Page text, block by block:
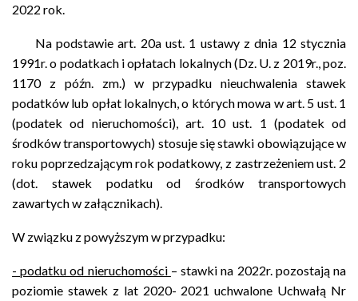
2022 rok.
Na podstawie art. 20a ust. 1 ustawy z dnia 12 stycznia
1991r. o podatkach i opłatach lokalnych (Dz. U. z 2019r., poz.
1170 z późn. zm.) w przypadku nieuchwalenia stawek
podatków lub opłat lokalnych, o których mowa w art. 5 ust. 1
(podatek od nieruchomości), art. 10 ust. 1 (podatek od
środków transportowych) stosuje się stawki obowiązujące w
roku poprzedzającym rok podatkowy, z zastrzeżeniem ust. 2
(dot. stawek podatku od środków transportowych
zawartych w załącznikach).
W związku z powyższym w przypadku:
- podatku od nieruchomości – stawki na 2022r. pozostają na
poziomie stawek z lat 2020- 2021 uchwalone Uchwałą Nr